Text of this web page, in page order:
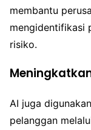
membantu
mengidentifikasi
risiko.
AI juga
pelanggan